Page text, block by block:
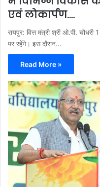
एवं लोकार्पण….
रायपुर: वित्त मंत्री श्री ओ.पी.
पर रहेंगे। इस दौरान…
Read More »